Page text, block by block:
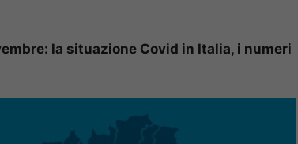
la situazione Covid in Italia, i numeri